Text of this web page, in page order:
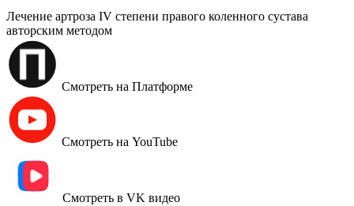
Лечение артроза IV степени правого коленного сустава
авторским методом
Смотреть на Платформе
Смотреть на YouTube
Смотреть в VK видео